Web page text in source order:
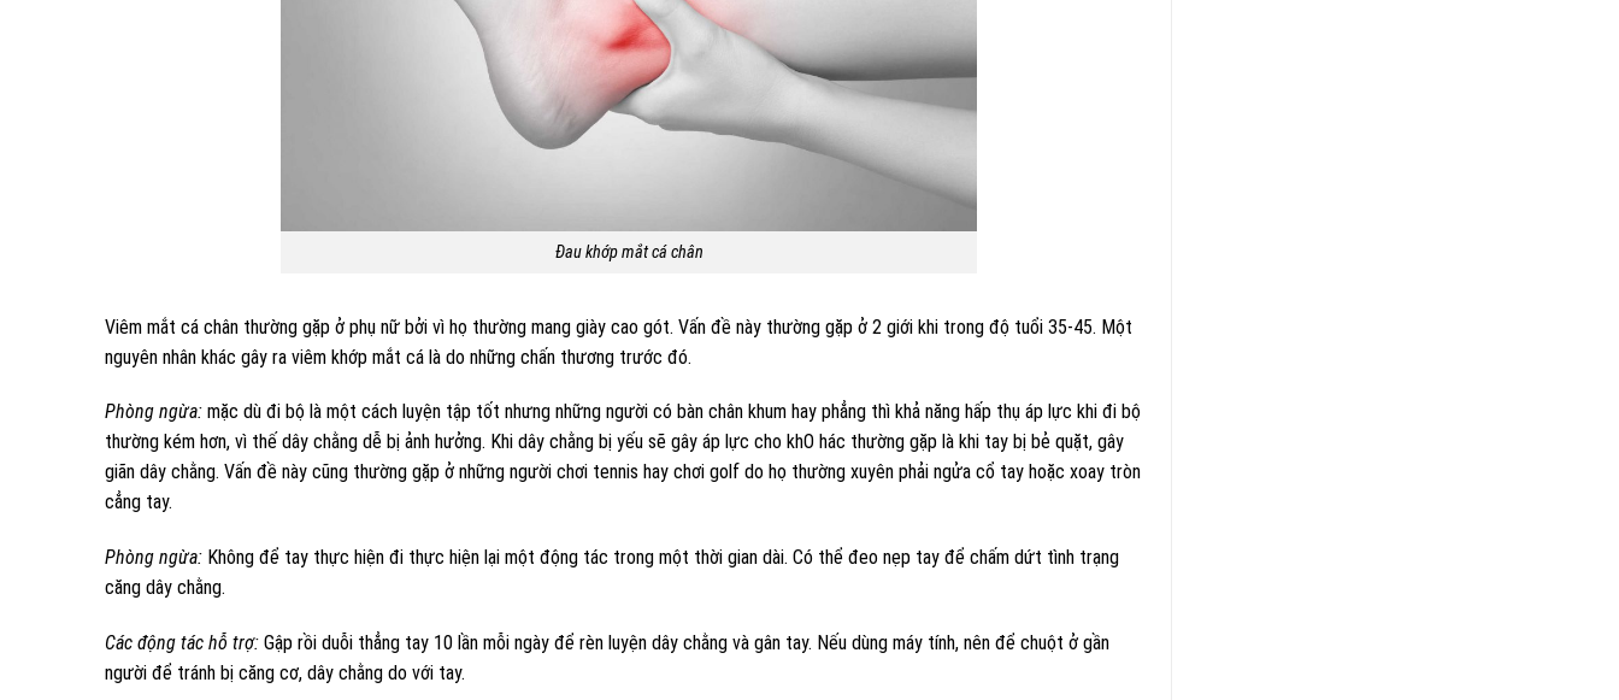
Đau khớp mắt cá chân
Viêm mắt cá chân thường gặp ở phụ nữ bởi vì họ thường mang giày cao gót. Vấn đề này thường gặp ở 2 giới khi trong độ tuổi 35-45. Một
nguyên nhân khác gây ra viêm khớp mắt cá là do những chấn thương trước đó.
Phòng ngừa: mặc dù đi bộ là một cách luyện tập tốt nhưng những người có bàn chân khum hay phẳng thì khả năng hấp thụ áp lực khi đi bộ
thường kém hơn, vì thế dây chằng dễ bị ảnh hưởng. Khi dây chằng bị yếu sẽ gây áp lực cho khO hác thường gặp là khi tay bị bẻ quặt, gây
giãn dây chằng. Vấn đề này cũng thường gặp ở những người chơi tennis hay chơi golf do họ thường xuyên phải ngửa cổ tay hoặc xoay tròn
cẳng tay.
Phòng ngừa: Không để tay thực hiện đi thực hiện lại một động tác trong một thời gian dài. Có thể đeo nẹp tay để chấm dứt tình trạng
căng dây chằng.
Các động tác hỗ trợ: Gập rồi duỗi thẳng tay 10 lần mỗi ngày để rèn luyện dây chằng và gân tay. Nếu dùng máy tính, nên để chuột ở gần
người để tránh bị căng cơ, dây chằng do với tay.